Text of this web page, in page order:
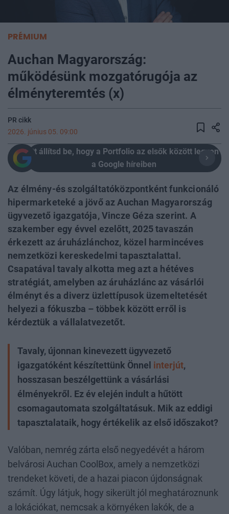
PRÉMIUM
Auchan Magyarország:
működésünk mozgatórugója az
élményteremtés (x)
PR cikk
2026. június 05. 09:00
Itt állítsd be, hogy a Portfolio az elsők között legyen
a Google híreiben
Az élmény-és szolgáltatóközpontként funkcionáló
hipermarketeké a jövő az Auchan Magyarország
ügyvezető igazgatója, Vincze Géza szerint. A
szakember egy évvel ezelőtt, 2025 tavaszán
érkezett az áruházlánchoz, közel harmincéves
nemzetközi kereskedelmi tapasztalattal.
Csapatával tavaly alkotta meg azt a hétéves
stratégiát, amelyben az áruházlánc az vásárlói
élményt és a diverz üzlettípusok üzemeltetését
helyezi a fókuszba – többek között erről is
kérdeztük a vállalatvezetőt.
Tavaly, újonnan kinevezett ügyvezető
igazgatóként készítettünk Önnel interjút,
hosszasan beszélgettünk a vásárlási
élményekről. Ez év elején indult a hűtött
csomagautomata szolgáltatásuk. Mik az eddigi
tapasztalataik, hogy értékelik az első időszakot?
Valóban, nemrég zárta első negyedévét a három
belvárosi Auchan CoolBox, amely a nemzetközi
trendeket követi, de a hazai piacon újdonságnak
számít. Úgy látjuk, hogy sikerült jól meghatároznunk
a lokációkat, nemcsak a környéken lakók, de a